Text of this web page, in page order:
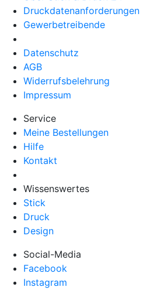
Druckdatenanforderungen
Gewerbetreibende
Datenschutz
AGB
Widerrufsbelehrung
Impressum
Service
Meine Bestellungen
Hilfe
Kontakt
Wissenswertes
Stick
Druck
Design
Social-Media
Facebook
Instagram